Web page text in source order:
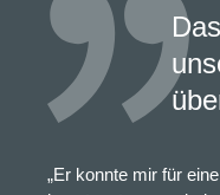
„Er konnte mir für